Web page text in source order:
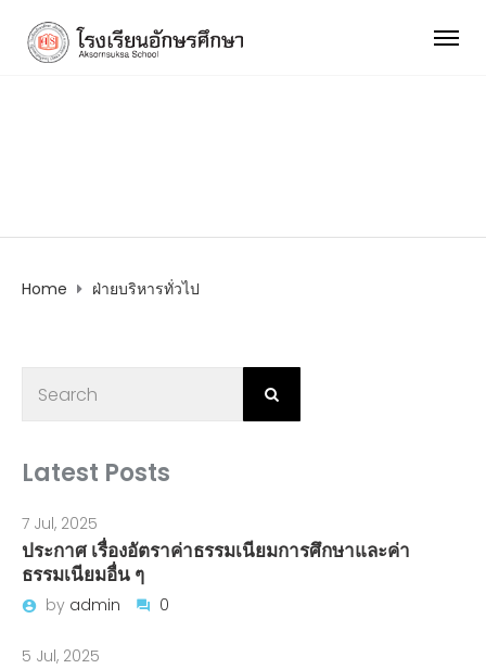
Home ฝ่ายบริหารทั่วไป
Latest Posts
7 Jul, 2025
ประกาศ เรื่องอัตราค่าธรรมเนียมการศึกษาและค่า
ธรรมเนียมอื่น ๆ
by admin 0
5 Jul, 2025